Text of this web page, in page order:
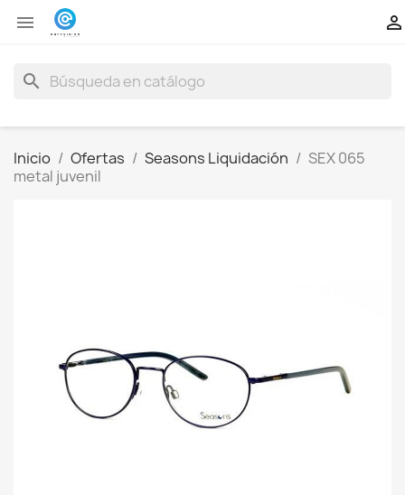
 
search
Inicio Ofertas Seasons Liquidación
SEX 065
metal juvenil